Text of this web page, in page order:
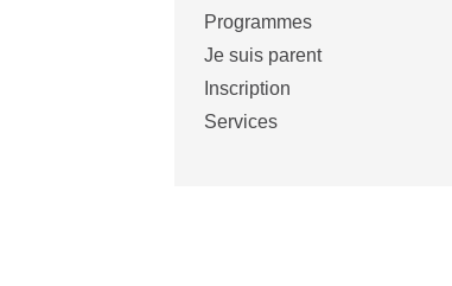
Programmes
Je suis parent
Inscription
Services